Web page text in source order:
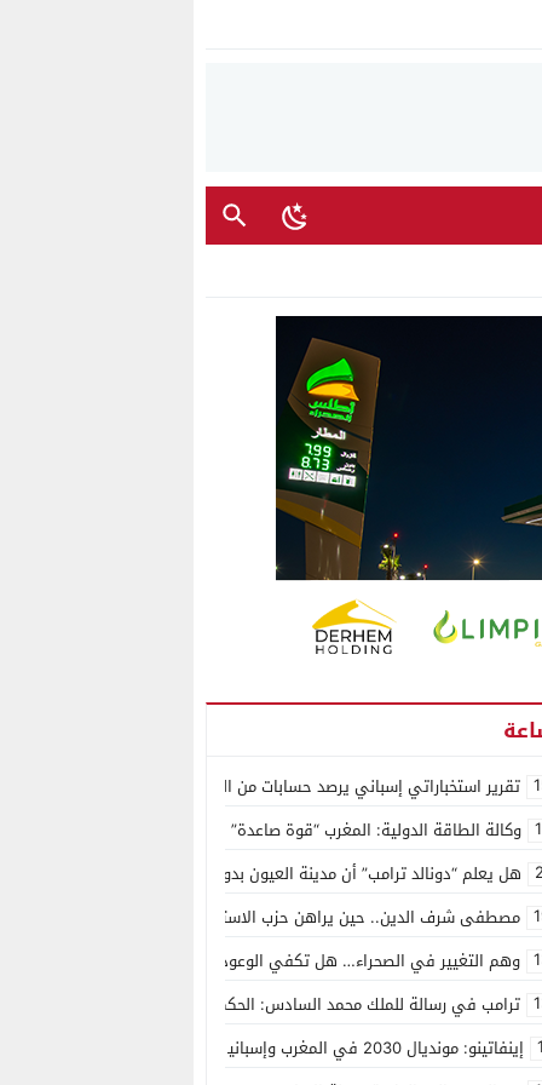
تقرير استخباراتي إسباني يرصد حسابات من الجزائر وأرقاما بـ”213+” ضمن حملة رقمية منظمة حرّضت على اقتحام سبتة
وكالة الطاقة الدولية: المغرب “قوة صاعدة” في سوق المعادن الاستراتيجية
هل يعلم “دونالد ترامب” أن مدينة العيون بدون ماء؟
مصطفى شرف الدين.. حين يراهن حزب الاستقلال على الكفاءة ويمنح الشباب
وهم التغيير في الصحراء… هل تكفي الوعود الفارغة لصناعة الواقع؟
ترامب في رسالة للملك محمد السادس: الحكم الذاتي هو الأساس الوحيد لحل
إينفاتينو: مونديال 2030 في المغرب وإسبانيا والبرتغال سيكون “الأجمل في التاريخ”